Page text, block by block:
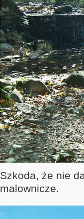
Szkoda, że nie
malownicze.